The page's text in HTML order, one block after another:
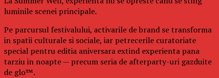
luminile scenei principale.
Pe parcursul festivalului, activarile de brand se transforma
in spatii culturale si sociale, iar petrecerile curatoriate
special pentru editia aniversara extind experienta pana
tarziu in noapte — precum seria de afterparty-uri gazduite
de glo™.